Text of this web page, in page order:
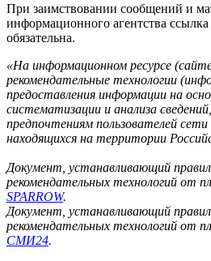
При заимствовании сообщений и
информационного агентства
обязательна.
«На информационном ресурсе
рекомендательные технологии
предоставления информации на
систематизации и анализа
предпочтениям пользователей
находящихся на территории
Документ, устанавливающий
рекомендательных технологий от
SPARROW.
Документ, устанавливающий
рекомендательных технологий от
СМИ24.